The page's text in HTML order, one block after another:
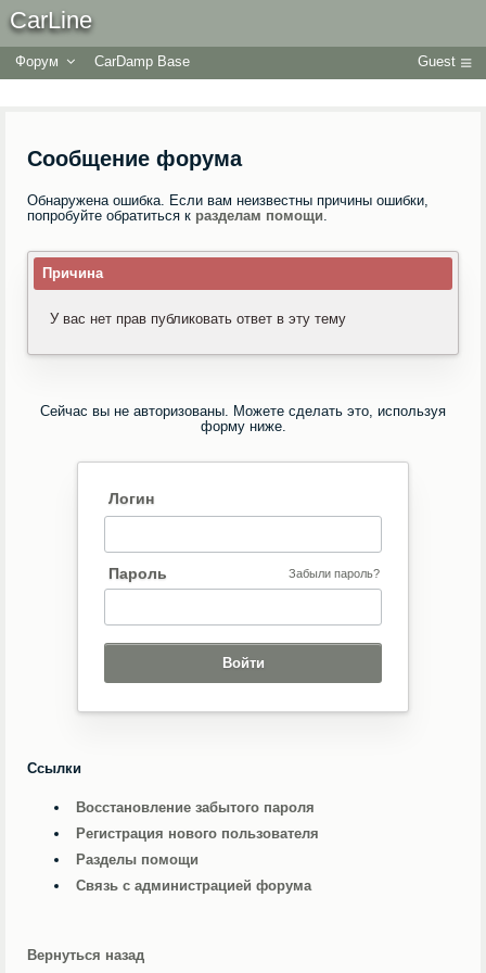
CarLine
Форум CarDamp Base Guest
Сообщение форума
Обнаружена ошибка. Если вам неизвестны причины ошибки,
попробуйте обратиться к разделам помощи.
Причина
У вас нет прав публиковать ответ в эту тему
Сейчас вы не авторизованы. Можете сделать это, используя
форму ниже.
Логин
Пароль Забыли пароль?
Ссылки
Восстановление забытого пароля
Регистрация нового пользователя
Разделы помощи
Связь с администрацией форума
Вернуться назад